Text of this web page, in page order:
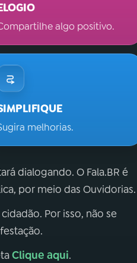
algo positivo.
melhorias.
dialogando. O Fala.BR é
por meio das Ouvidorias.
Por isso, não se
Clique aqui.